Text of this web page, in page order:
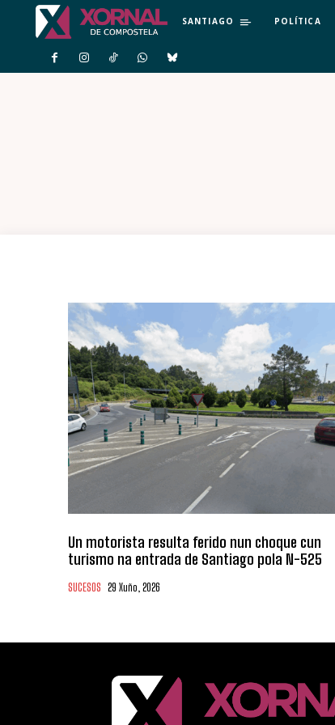
SANTIAGO POLÍTICA
Un motorista resulta ferido nun choque cun
turismo na entrada de Santiago pola N-525
SUCESOS 29 Xuño, 2026